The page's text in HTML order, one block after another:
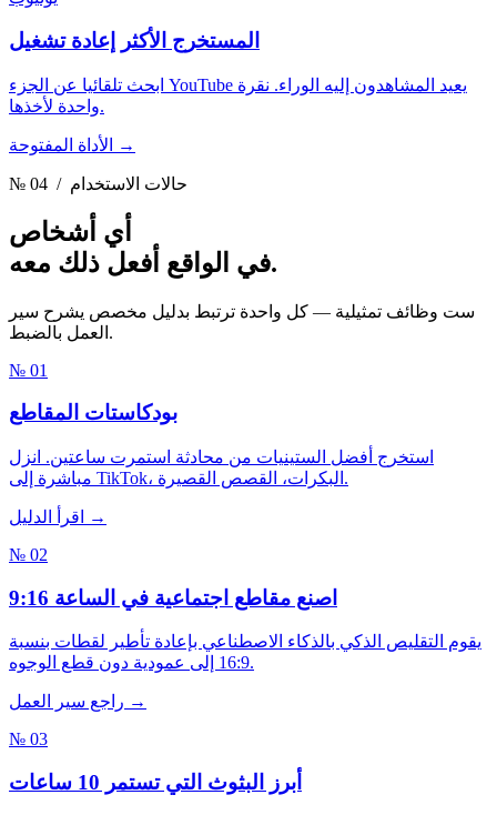
المستخرج الأكثر إعادة تشغيل
ابحث تلقائيا عن الجزء YouTube يعيد المشاهدون إليه الوراء. نقرة
واحدة لأخذها.
الأداة المفتوحة →
№ 04 / حالات الاستخدام
أي أشخاص
في الواقع أفعل ذلكمعه.
ست وظائف تمثيلية — كل واحدة ترتبط بدليل مخصص يشرح سير
العمل بالضبط.
№ 01
بودكاستات المقاطع
استخرج أفضل الستينيات من محادثة استمرت ساعتين. انزل
مباشرة إلى TikTok، البكرات، القصص القصيرة.
اقرأ الدليل →
№ 02
اصنع مقاطع اجتماعية في الساعة 9:16
يقوم التقليص الذكي بالذكاء الاصطناعي بإعادة تأطير لقطات بنسبة
16:9 إلى عمودية دون قطع الوجوه.
راجع سير العمل →
№ 03
أبرز البثوث التي تستمر 10 ساعات